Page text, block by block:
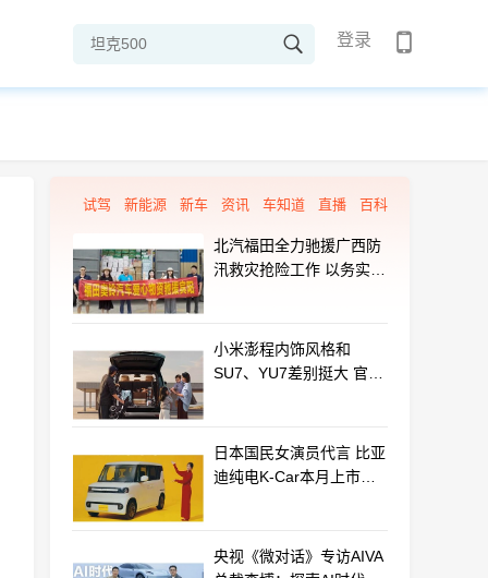
登录
试驾 新能源 新车 资讯 车知道 直播 百科
北汽福田全力驰援广西防
汛救灾抢险工作 以务实行
小米澎程内饰风格和
SU7、YU7差别挺大 官方
日本国民女演员代言 比亚
迪纯电K-Car本月上市：
央视《微对话》专访AIVA